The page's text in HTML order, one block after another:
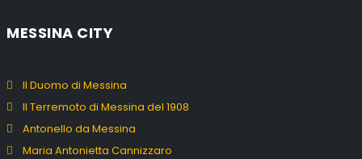
MESSINA CITY
Il Duomo di Messina
Il Terremoto di Messina del 1908
Antonello da Messina
Maria Antonietta Cannizzaro